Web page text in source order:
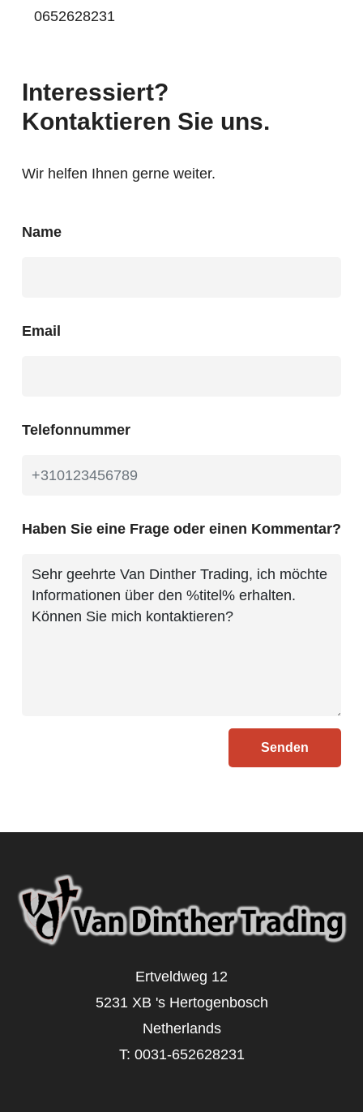
0652628231
Interessiert?
Kontaktieren Sie uns.
Wir helfen Ihnen gerne weiter.
Name
Email
Telefonnummer
Haben Sie eine Frage oder einen Kommentar?
Senden
Ertveldweg 12
5231 XB 's Hertogenbosch
Netherlands
T: 0031-652628231